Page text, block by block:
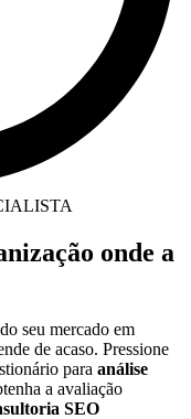
onde a
seu mercado em
de acaso. Pressione
para análise
a avaliação
SEO